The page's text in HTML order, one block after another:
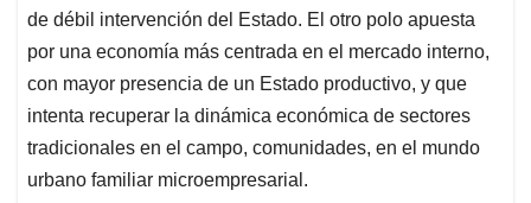
de débil intervención del Estado. El otro polo apuesta
por una economía más centrada en el mercado interno,
con mayor presencia de un Estado productivo, y que
intenta recuperar la dinámica económica de sectores
tradicionales en el campo, comunidades, en el mundo
urbano familiar microempresarial.